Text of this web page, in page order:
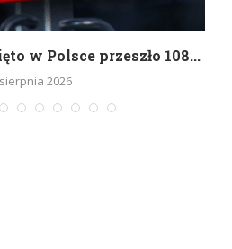
w Polsce przeszło 108...
2026